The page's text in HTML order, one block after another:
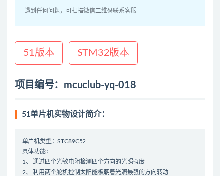
遇到任何问题，可扫描微信二维码联系客服
51版本 STM32版本
项目编号：mcuclub-yq-018
51单片机实物设计简介：
单片机类型：STC89C52
具体功能：
1、 通过四个光敏电阻检测四个方向的光照强度
2、 利用两个舵机控制太阳能板朝着光照最强的方向转动